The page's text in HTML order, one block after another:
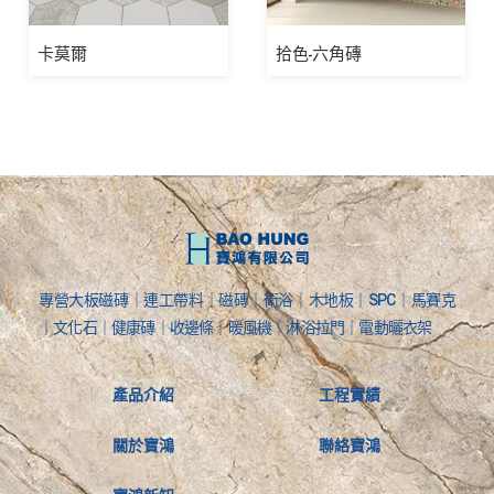
卡莫爾 拾色-六角磚
專營大板磁磚｜連工帶料｜磁磚｜衛浴｜木地板｜SPC｜馬賽克
｜文化石｜健康磚｜收邊條｜暖風機｜淋浴拉門｜電動曬衣架
產品介紹
關於寶鴻
工程實績
聯絡寶鴻